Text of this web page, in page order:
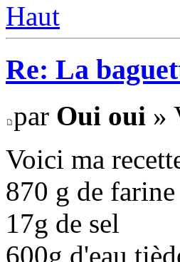
Haut
Re: La
par Oui oui »
Voici ma
870 g de farine
17g de sel
600g d'eau